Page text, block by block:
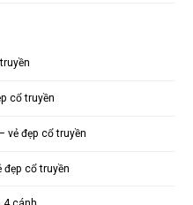
cổ truyền
vẻ đẹp cổ truyền
đẹp cổ truyền